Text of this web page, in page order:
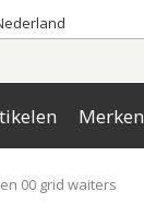
Merken
00 grid waiters